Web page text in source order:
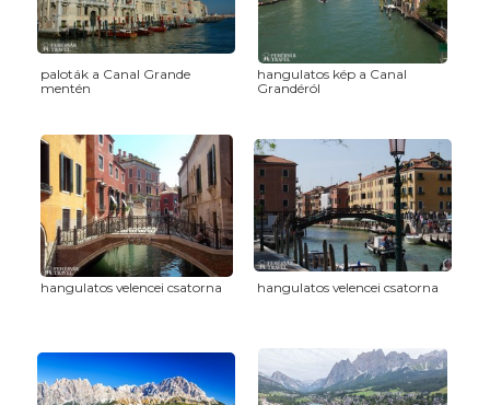
paloták a Canal Grande
mentén
hangulatos kép a Canal
Grandéról
hangulatos velencei csatorna hangulatos velencei csatorna